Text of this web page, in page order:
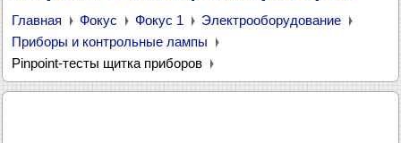
Главная Фокус Фокус 1
Электрооборудование
Приборы и контрольные лампы
Pinpoint-тесты щитка приборов